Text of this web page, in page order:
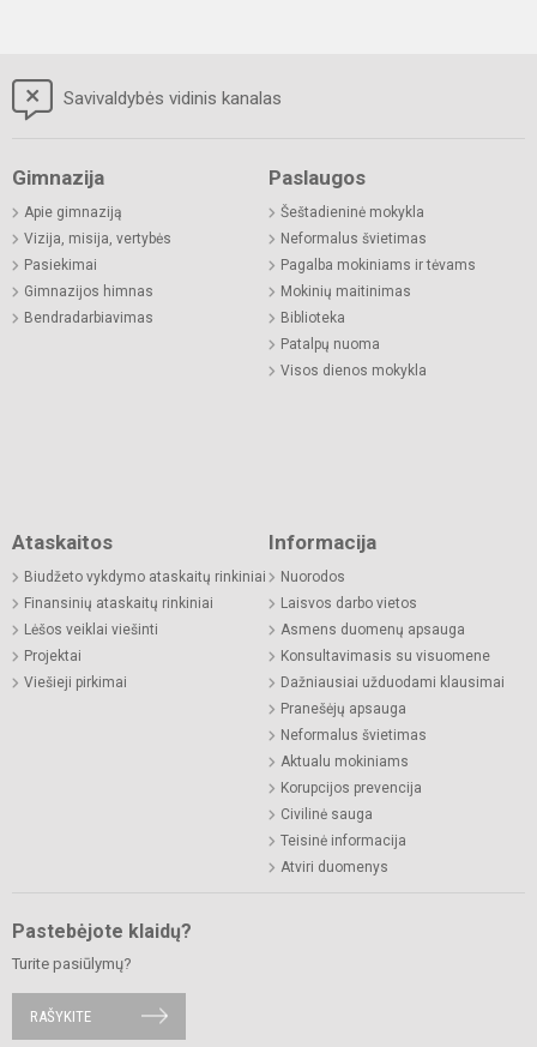
Savivaldybės vidinis kanalas
Gimnazija
Apie gimnaziją
Vizija, misija, vertybės
Pasiekimai
Gimnazijos himnas
Bendradarbiavimas
Paslaugos
Šeštadieninė mokykla
Neformalus švietimas
Pagalba mokiniams ir tėvams
Mokinių maitinimas
Biblioteka
Patalpų nuoma
Visos dienos mokykla
Ataskaitos
Biudžeto vykdymo ataskaitų rinkiniai
Finansinių ataskaitų rinkiniai
Lėšos veiklai viešinti
Projektai
Viešieji pirkimai
Informacija
Nuorodos
Laisvos darbo vietos
Asmens duomenų apsauga
Konsultavimasis su visuomene
Dažniausiai užduodami klausimai
Pranešėjų apsauga
Neformalus švietimas
Aktualu mokiniams
Korupcijos prevencija
Civilinė sauga
Teisinė informacija
Atviri duomenys
Pastebėjote klaidų?
Turite pasiūlymų?
RAŠYKITE